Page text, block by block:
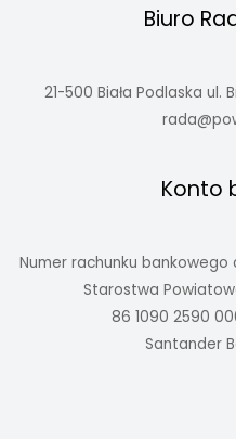
Biuro
21-500 Biała Podlaska ul.
Konto
Numer rachunku
Starostwa
86 1090 2590
Santander